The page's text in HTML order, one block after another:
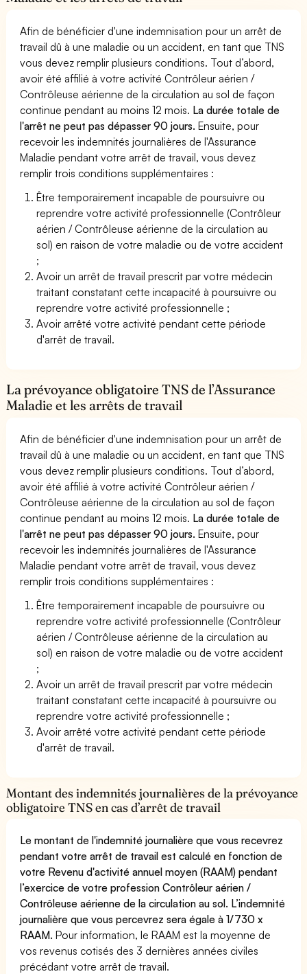
Afin de bénéficier d'une indemnisation pour un arrêt de
travail dû à une maladie ou un accident, en tant que TNS
vous devez remplir plusieurs conditions. Tout d’abord,
avoir été affilié à votre activité Contrôleur aérien /
Contrôleuse aérienne de la circulation au sol de façon
continue pendant au moins 12 mois. La durée totale de
l'arrêt ne peut pas dépasser 90 jours. Ensuite, pour
recevoir les indemnités journalières de l'Assurance
Maladie pendant votre arrêt de travail, vous devez
remplir trois conditions supplémentaires :
Être temporairement incapable de poursuivre ou
reprendre votre activité professionnelle (Contrôleur
aérien / Contrôleuse aérienne de la circulation au
sol) en raison de votre maladie ou de votre accident
;
Avoir un arrêt de travail prescrit par votre médecin
traitant constatant cette incapacité à poursuivre ou
reprendre votre activité professionnelle ;
Avoir arrêté votre activité pendant cette période
d'arrêt de travail.
La prévoyance obligatoire TNS de l’Assurance
Maladie et les arrêts de travail
Afin de bénéficier d'une indemnisation pour un arrêt de
travail dû à une maladie ou un accident, en tant que TNS
vous devez remplir plusieurs conditions. Tout d’abord,
avoir été affilié à votre activité Contrôleur aérien /
Contrôleuse aérienne de la circulation au sol de façon
continue pendant au moins 12 mois. La durée totale de
l'arrêt ne peut pas dépasser 90 jours. Ensuite, pour
recevoir les indemnités journalières de l'Assurance
Maladie pendant votre arrêt de travail, vous devez
remplir trois conditions supplémentaires :
Être temporairement incapable de poursuivre ou
reprendre votre activité professionnelle (Contrôleur
aérien / Contrôleuse aérienne de la circulation au
sol) en raison de votre maladie ou de votre accident
;
Avoir un arrêt de travail prescrit par votre médecin
traitant constatant cette incapacité à poursuivre ou
reprendre votre activité professionnelle ;
Avoir arrêté votre activité pendant cette période
d'arrêt de travail.
Montant des indemnités journalières de la prévoyance
obligatoire TNS en cas d’arrêt de travail
Le montant de l'indemnité journalière que vous recevrez
pendant votre arrêt de travail est calculé en fonction de
votre Revenu d'activité annuel moyen (RAAM) pendant
l’exercice de votre profession Contrôleur aérien /
Contrôleuse aérienne de la circulation au sol. L’indemnité
journalière que vous percevrez sera égale à 1/730 x
RAAM. Pour information, le RAAM est la moyenne de
vos revenus cotisés des 3 dernières années civiles
précédant votre arrêt de travail.